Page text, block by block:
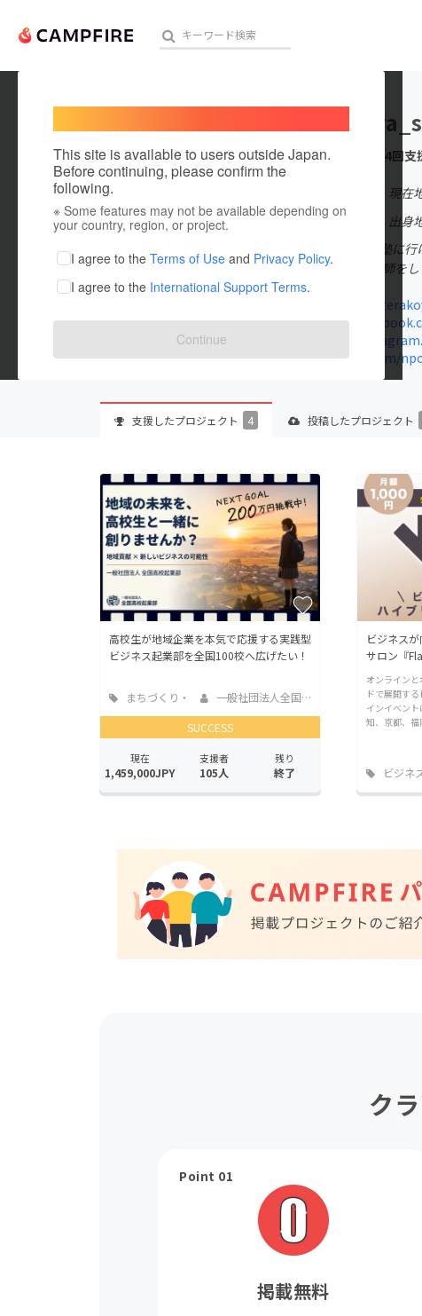
人気のプロジェクト 注目のリタ
アート・写真
テクノロジー・ガジェット
映像・映画
ビジネス・起業
まちづくり・地域活性化
This site is available to users outside Japan.
Before continuing, please confirm the
following.
※ Some features may not be available depending on
your country, region, or project.
I agree to the Terms of Use and Privacy Policy.
I agree to the International Support Terms.
Continue
これまでに4回支
現在
出身国：日本
出身
様々な理由で塾に
す！🌟 高校教師を
twitter.com/
支援したプロジェクト 4 投稿したプロジェクト
高校生が地域企業を本気で応援する実践型
ビジネス起業部を全国100校へ広げたい！
まちづくり・
地域活性化
一般社団法人全国高...
SUCCESS
現在
1,459,000JPY
支援者
105人
残り
終了
ビジネス
サロン『
オンライン
ドで展開す
インイベン
知、京都、
ビジネ
ク
Point 01
掲載無料